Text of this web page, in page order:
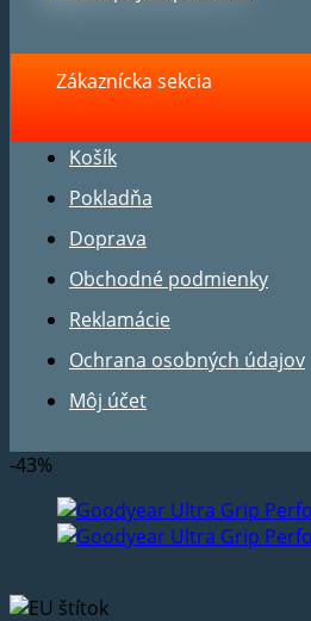
Zákaznícka sekcia
Košík
Pokladňa
Doprava
Obchodné podmienky
Reklamácie
Ochrana osobných údajov
Môj účet
-43%